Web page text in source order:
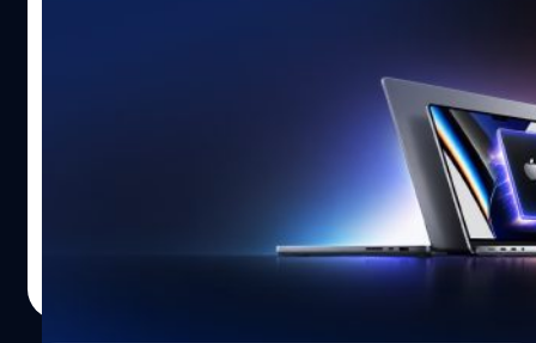
ประวัติศาสตร์ เพื่อต่อยอดความสำเร็จ SK Hynix ตัดสินใจ
ครั้งสำคัญด้วยการเตรียมเสนอขายหุ้นใหม่จำนวน 17.79 ล้าน
หุ้น ในรูปแบบใบรับฝากหุ้น 'ADR' บนกระดานเทรด NASDAQ
ของสหรัฐฯ โดยตั้งเป้าดึงเม็ดเงินระดมทุนสูงถึง 28,000 ล้าน
เหรียญสหรัฐฯ ซึ่งนับเป็นการระดมทุนที่ยิ่งใหญ่ที่สุดครั้งหนึ่ง
ของโลก นักวิเคราะห์มองว่า การข้ามน้ำข้ามทะเลมาจด
ทะเบียนในสหรัฐฯ ไม่เพียงแต่ช่วยให้นักลงทุนทั่วโลกเข้าถึงหุ้น
ได้ง่ายขึ้น แต่ยังเป็นการสลัดภาพ 'Korea Discount' หรือการ
ที่หุ้นเกาหลีใต้มักถูกกดมูลค่าให้ต่ำกว่าความเป็นจริงทิ้งไป…
ตัว MacBook Pro และ iPad Pro รุ่นใหม่ในต้น
รายงานจาก Bloomberg ระบุว่า Apple กำลังพัฒนา
MacBook Pro รุ่นเริ่มต้นขนาด 14 นิ้ว ซึ่งถือเป็นการปรับโฉม
ครั้งแรกในรอบหลายปี โดยคาดว่าจะมาพร้อมดีไซน์ใหม่และ
อัปเกรดชิปประมวลผลเป็น M7 นอกจากนี้ ยังมีรายงานว่า
Apple กำลังทดสอบดีไซน์หน้าจอแบบใหม่ที่อาจเปลี่ยนจาก
รอยบาก (Notch) มาเป็นช่องเจาะลักษณะคล้าย Dynamic
| 36 days ago